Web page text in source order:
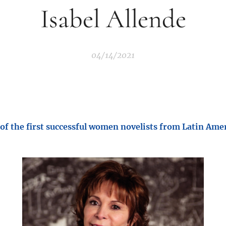
Isabel Allende
04/14/2021
the first successful women novelists from Latin